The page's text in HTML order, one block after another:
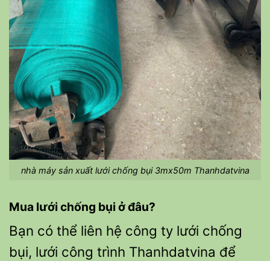
nhà máy sản xuất lưới chống bụi 3mx50m Thanhdatvina
Mua lưới chống bụi ở đâu?
Bạn có thể liên hệ công ty lưới chống
bụi, lưới công trình Thanhdatvina để